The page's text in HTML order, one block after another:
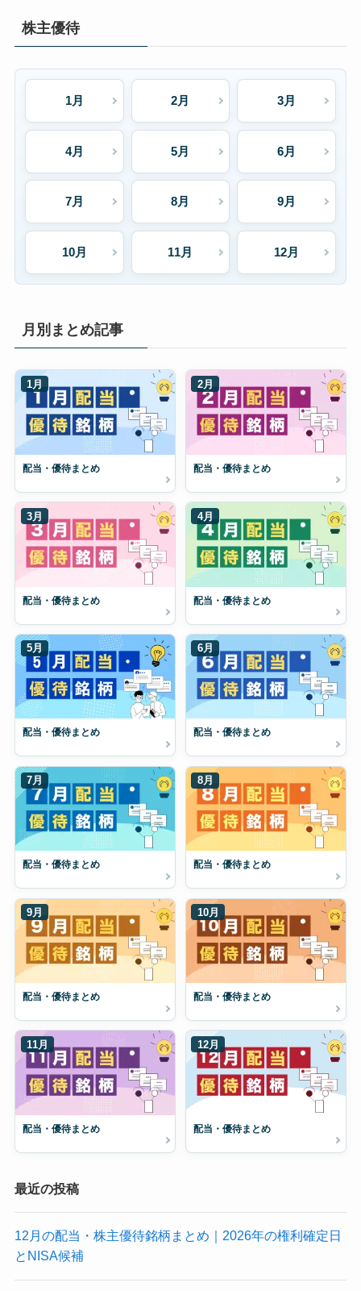
株主優待
1月 2月 3月
4月 5月 6月
7月 8月 9月
10月 11月 12月
月別まとめ記事
1月
配当・優待まとめ
2月
配当・優待まとめ
3月
配当・優待まとめ
4月
配当・優待まとめ
5月
配当・優待まとめ
6月
配当・優待まとめ
7月
配当・優待まとめ
8月
配当・優待まとめ
9月
配当・優待まとめ
10月
配当・優待まとめ
11月
配当・優待まとめ
12月
配当・優待まとめ
最近の投稿
12月の配当・株主優待銘柄まとめ｜2026年の権利確定日
とNISA候補